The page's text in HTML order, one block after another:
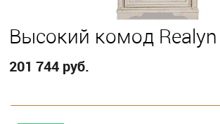
Высокий комод Realyn
201 744 руб.